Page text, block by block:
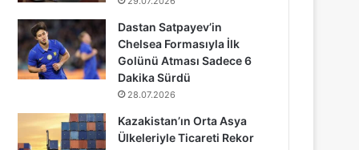
Dastan Satpayev’in
Chelsea Formasıyla İlk
Golünü Atması Sadece 6
Dakika Sürdü
28.07.2026
Kazakistan’ın Orta Asya
Ülkeleriyle Ticareti Rekor